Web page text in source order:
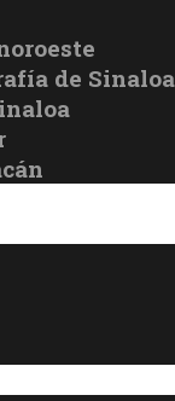
de Sinaloa